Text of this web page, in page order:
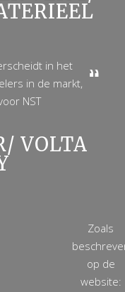
in het
in de markt,
NST
VOLTA
Zoals
op de
website: